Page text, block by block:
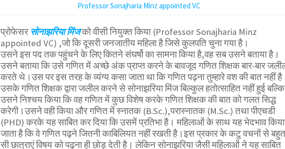
Professor Sonajharia Minz appointed VC
प्रोफेसर सोनाझरिया मिंजको वीसी नियुक्त किया (Professor Sonajharia Minz
appointed VC) ,जो कि दूसरी जनजातीय महिला है जिसे कुलपति चुना गया है।
उसने इस पद तक पहुंचने के लिए कितने संघर्षो का सामना किया है,वह सब उसने बताया है।
उसने बताया कि उसे गणित में अच्छे अंक प्राप्त करने के बावजूद गणित शिक्षक बार-बार
करते थे।उस पर इस तरह के व्यंग्य कसा जाता था कि गणित पढ़ना तुम्हारे वश की बात नहीं
उसके गणित शिक्षक द्वारा जलील करने से सोनाझरिया मिंज बिल्कुल हतोत्साहित नहीं हुई बल्कि
उसने निश्चय किया कि वह गणित में कुछ विशेष करके गणित शिक्षक की बात को गलत सिद्ध
करेगी।उसने वही किया और गणित में स्नातक (B.Sc.),परास्नातक (M.Sc.) तथा पीएचडी
(PHD) करके यह साबित कर दिया कि उसमें प्रतिभा है। महिलाओं के साथ यह भेदभाव किया
जाता है कि वे गणित पढ़ने जितनी काबिलियत नहीं रखती है।इस प्रकार के कटु वचनों से बहुत
सी छात्राएं विषय को पढ़ना ही छोड़ देती है। लेकिन सोनाझरिया जैसी महिलाओं ने यह साबित